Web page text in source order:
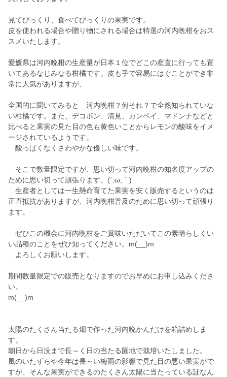
見てびっくり、食べてびっくりの果実です。
皮を使われる場合や贈り物にされる場合は特選の河内晩柑をおス
スメいたします。
愛媛県は河内晩柑の生産量が日本１位でどこの産直に行っても置
いてあるなじみなる柑橘です。皮も手で容易にはぐことができ非
常に人気がありますが、
全国的に聞いてみると 河内晩柑？何それ？で全然知られていな
い柑橘です。また、デコポン、清見、カンペイ、マドンナなどと
比べると果実の見た目の色も黄色いことからレモンの酸味をイメ
ージされているようです。
酸っぱくなくさわやかな優しい味です。
そこで数量限定ですが、思い切って河内晩柑の知名度アップの
ために思い切って頑張ります。(´;ω;｀)
生産者としては一生懸命育てた果実を安く販売するというのは
正直抵抗がありますが、河内晩柑普及のために思い切って頑張り
ます。
ぜひこの機会に河内晩柑をご賞味いただいてこの素晴らしくい
い品種のことをぜひ知ってください。m(__)m
よろしくお願いします。
期間数量限定での販売となりますのでお早めにお申し込みくださ
い。
m(__)m
太陽のたくさん当たる畑で作った河内晩かんだけを箱詰めしま
す。
朝日から日没まで長～く日の当たる園地で栽培いたしました。
風のいたずらや今年は長～い梅雨の影響で見た目の悪い果実がで
すが、そんな果実ができるのたくさん太陽に当たっている証なん